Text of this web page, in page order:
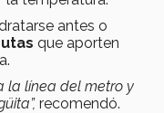
antes o
que aporten
la línea del metro y
recomendó.